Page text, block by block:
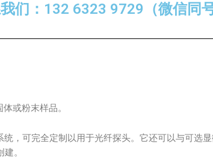
们：132 6323 9729（微信同号
或粉末样品。
，可完全定制以用于光纤探头。它还可以与可选
。